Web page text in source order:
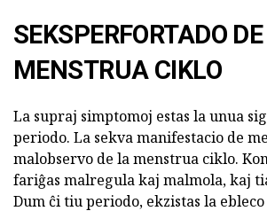
SEKSPERFORTADO
MENSTRUA CIKLO
La supraj simptomoj estas la unua
periodo. La sekva manifestacio de
malobservo de la menstrua ciklo.
fariĝas malregula kaj malmola, kaj
Dum ĉi tiu periodo, ekzistas la